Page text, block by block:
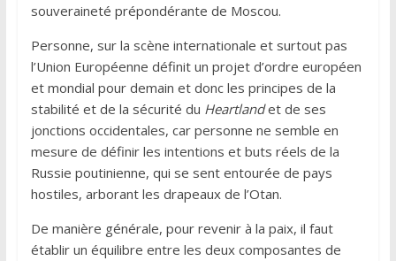
souveraineté prépondérante de Moscou.
Personne, sur la scène internationale et surtout pas
l’Union Européenne définit un projet d’ordre européen
et mondial pour demain et donc les principes de la
stabilité et de la sécurité du Heartlandet de ses
jonctions occidentales, car personne ne semble en
mesure de définir les intentions et buts réels de la
Russie poutinienne, qui se sent entourée de pays
hostiles, arborant les drapeaux de l’Otan.
De manière générale, pour revenir à la paix, il faut
établir un équilibre entre les deux composantes de